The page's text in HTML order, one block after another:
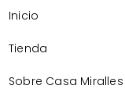
Inicio
Tienda
Sobre Casa Miralles